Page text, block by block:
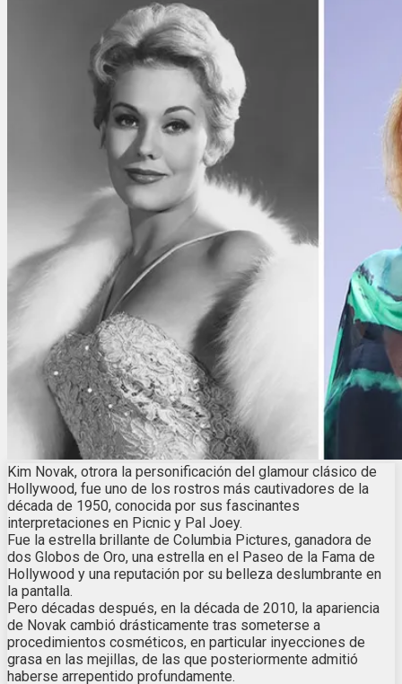
Kim Novak, otrora la personificación del glamour clásico de
Hollywood, fue uno de los rostros más cautivadores de la
década de 1950, conocida por sus fascinantes
interpretaciones en Picnic y Pal Joey.
Fue la estrella brillante de Columbia Pictures, ganadora de
dos Globos de Oro, una estrella en el Paseo de la Fama de
Hollywood y una reputación por su belleza deslumbrante en
la pantalla.
Pero décadas después, en la década de 2010, la apariencia
de Novak cambió drásticamente tras someterse a
procedimientos cosméticos, en particular inyecciones de
grasa en las mejillas, de las que posteriormente admitió
haberse arrepentido profundamente.